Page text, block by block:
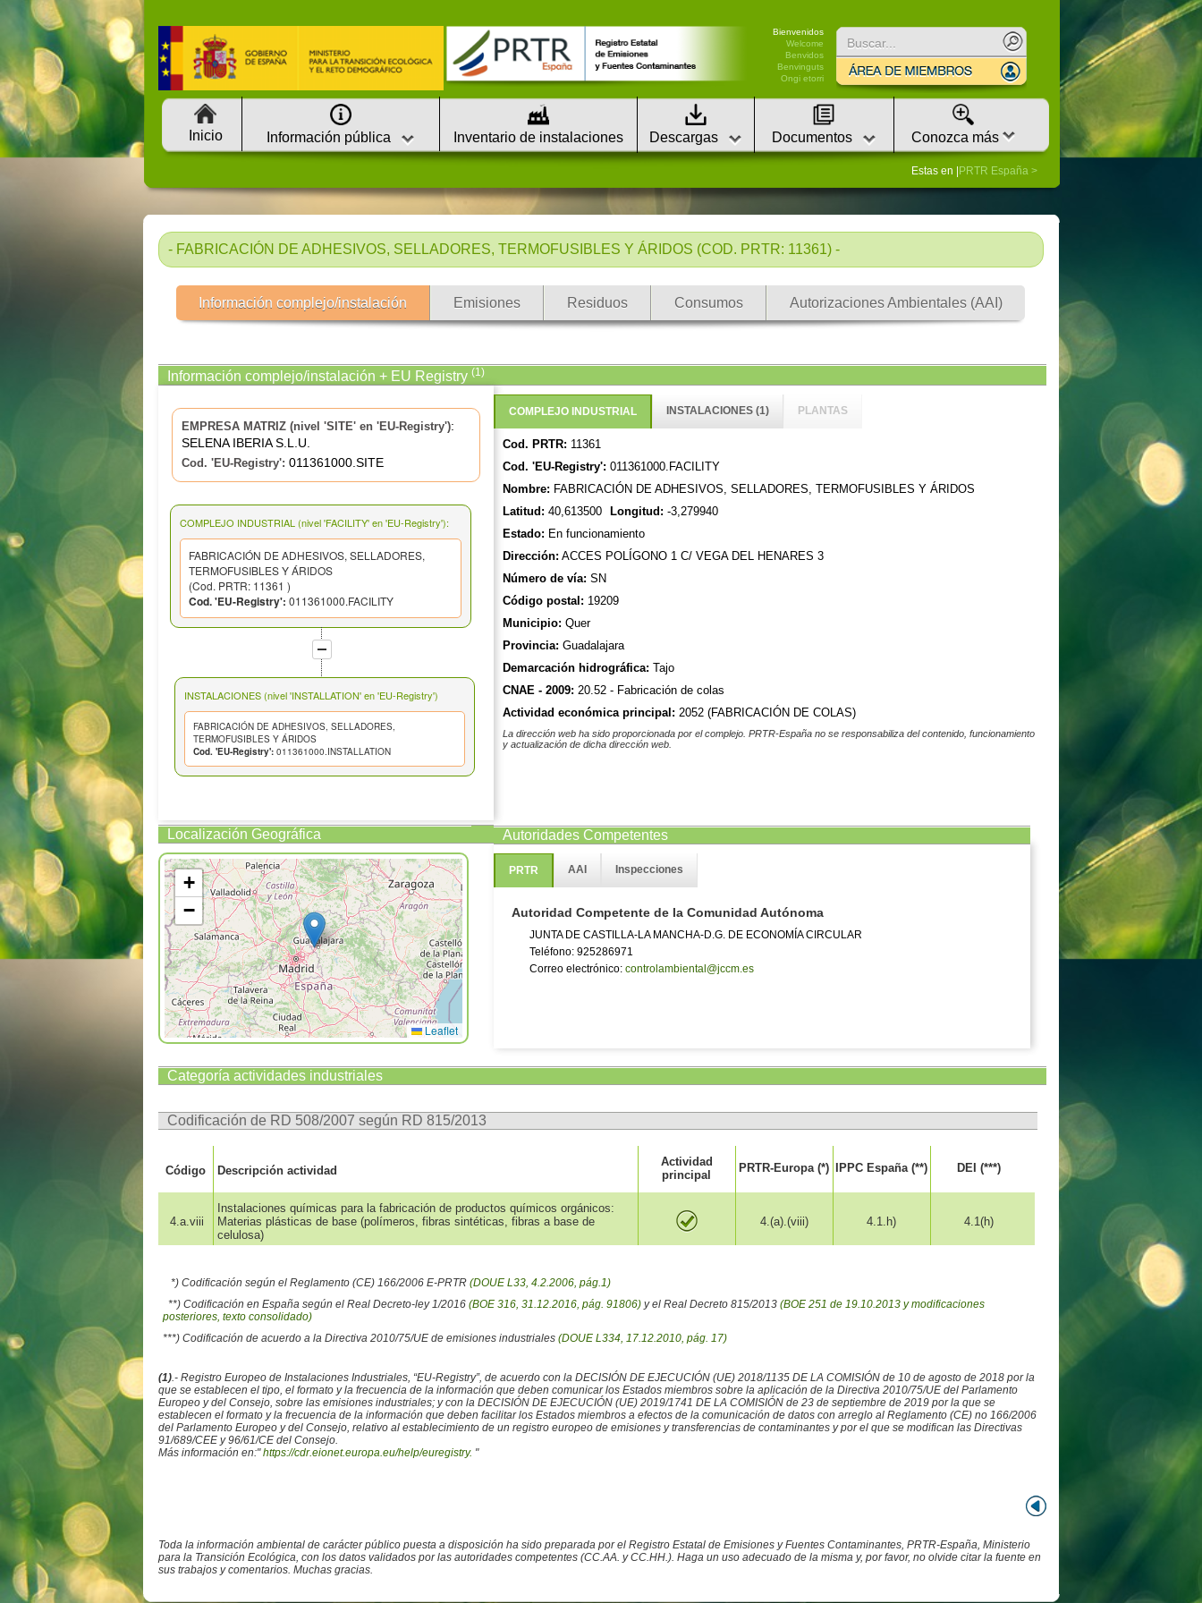
Bienvenidos
Welcome
Benvidos
Benvinguts
Ongi etorri
Inicio Información pública Inventario de instalaciones Descargas Documentos Conozca más
Estas en | PRTR España
- FABRICACIÓN DE ADHESIVOS, SELLADORES, TERMOFUSIBLES Y ÁRIDOS (COD. PRTR: 11361) -
Información complejo/instalación Emisiones Residuos Consumos Autorizaciones Ambientales (AAI)
Información complejo/instalación + EU Registry (1)
EMPRESA MATRIZ (nivel 'SITE' en 'EU-Registry'):
SELENA IBERIA S.L.U.
Cod. 'EU-Registry': 011361000.SITE
COMPLEJO INDUSTRIAL (nivel 'FACILITY' en 'EU-Registry'):
FABRICACIÓN DE ADHESIVOS, SELLADORES,
TERMOFUSIBLES Y ÁRIDOS
(Cod. PRTR: 11361 )
Cod. 'EU-Registry': 011361000.FACILITY
INSTALACIONES (nivel 'INSTALLATION' en 'EU-Registry')
FABRICACIÓN DE ADHESIVOS, SELLADORES,
TERMOFUSIBLES Y ÁRIDOS
Cod. 'EU-Registry':011361000.INSTALLATION
Localización Geográfica
+
−
Leaflet
COMPLEJO INDUSTRIAL INSTALACIONES (1) PLANTAS
Cod. PRTR: 11361
Cod. 'EU-Registry': 011361000.FACILITY
Nombre: FABRICACIÓN DE ADHESIVOS, SELLADORES, TERMOFUSIBLES Y ÁRIDOS
Latitud: 40,613500 Longitud: -3,279940
Estado: En funcionamiento
Dirección: ACCES POLÍGONO 1 C/ VEGA DEL HENARES 3
Número de vía: SN
Código postal: 19209
Municipio: Quer
Provincia: Guadalajara
Demarcación hidrográfica: Tajo
CNAE - 2009: 20.52 - Fabricación de colas
Actividad económica principal: 2052 (FABRICACIÓN DE COLAS)
La dirección web ha sido proporcionada por el complejo. PRTR-España no se responsabiliza del contenido, funcionamiento
y actualización de dicha dirección web.
Autoridades Competentes
PRTR AAI Inspecciones
Autoridad Competente de la Comunidad Autónoma
JUNTA DE CASTILLA-LA MANCHA-D.G. DE ECONOMÍA CIRCULAR
Teléfono: 925286971
Correo electrónico: controlambiental@jccm.es
Categoría actividades industriales
Codificación de RD 508/2007 según RD 815/2013
Código Descripción actividad
Actividad
principal
PRTR-Europa (*) IPPC España (**) DEI (***)
4.a.viii
Instalaciones químicas para la fabricación de productos químicos orgánicos:
Materias plásticas de base (polímeros, fibras sintéticas, fibras a base de
celulosa)
4.(a).(viii) 4.1.h) 4.1(h)
*) Codificación según el Reglamento (CE) 166/2006 E-PRTR (DOUE L33, 4.2.2006, pág.1)
**) Codificación en España según el Real Decreto-ley 1/2016 (BOE 316, 31.12.2016, pág. 91806)y el Real Decreto 815/2013 (BOE 251 de 19.10.2013 y modificaciones
posteriores, texto consolidado)
***) Codificación de acuerdo a la Directiva 2010/75/UE de emisiones industriales (DOUE L334, 17.12.2010, pág. 17)
(1).- Registro Europeo de Instalaciones Industriales, “EU-Registry”, de acuerdo con la DECISIÓN DE EJECUCIÓN (UE) 2018/1135 DE LA COMISIÓN de 10 de agosto de 2018 por la
que se establecen el tipo, el formato y la frecuencia de la información que deben comunicar los Estados miembros sobre la aplicación de la Directiva 2010/75/UE del Parlamento
Europeo y del Consejo, sobre las emisiones industriales; y con la DECISIÓN DE EJECUCIÓN (UE) 2019/1741 DE LA COMISIÓN de 23 de septiembre de 2019 por la que se
establecen el formato y la frecuencia de la información que deben facilitar los Estados miembros a efectos de la comunicación de datos con arreglo al Reglamento (CE) no 166/2006
del Parlamento Europeo y del Consejo, relativo al establecimiento de un registro europeo de emisiones y transferencias de contaminantes y por el que se modifican las Directivas
91/689/CEE y 96/61/CE del Consejo.
Más información en:"https://cdr.eionet.europa.eu/help/euregistry. "
Toda la información ambiental de carácter público puesta a disposición ha sido preparada por el Registro Estatal de Emisiones y Fuentes Contaminantes, PRTR-España, Ministerio
para la Transición Ecológica, con los datos validados por las autoridades competentes (CC.AA. y CC.HH.). Haga un uso adecuado de la misma y, por favor, no olvide citar la fuente en
sus trabajos y comentarios. Muchas gracias.